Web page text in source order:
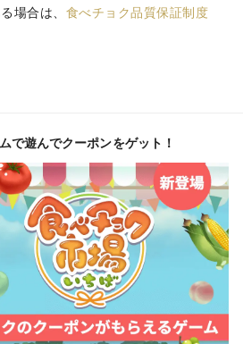
場合は、 食べチョク品質保証制度
で遊んでクーポンをゲット！